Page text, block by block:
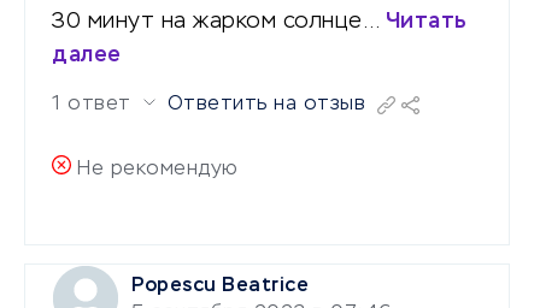
30 минут на жарком солнце… Читать
далее
1 ответ Ответить на отзыв
Не рекомендую
Popescu Beatrice